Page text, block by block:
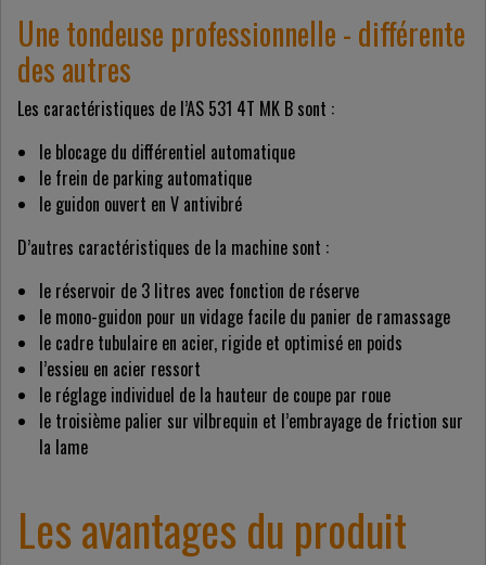
Une tondeuse professionnelle - différente
des autres
Les caractéristiques de l’AS 531 4T MK B sont :
le blocage du différentiel automatique
le frein de parking automatique
le guidon ouvert en V antivibré
D’autres caractéristiques de la machine sont :
le réservoir de 3 litres avec fonction de réserve
le mono-guidon pour un vidage facile du panier de ramassage
le cadre tubulaire en acier, rigide et optimisé en poids
l’essieu en acier ressort
le réglage individuel de la hauteur de coupe par roue
le troisième palier sur vilbrequin et l’embrayage de friction sur
la lame
Les avantages du produit